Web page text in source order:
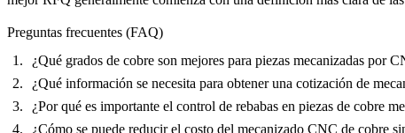
Preguntas frecuentes (FAQ)
¿Qué grados de cobre son mejores para piezas mecanizadas por
¿Qué información se necesita para obtener una cotización de
¿Por qué es importante el control de rebabas en piezas de cobre
¿Cómo se puede reducir el costo del mecanizado CNC de cobre